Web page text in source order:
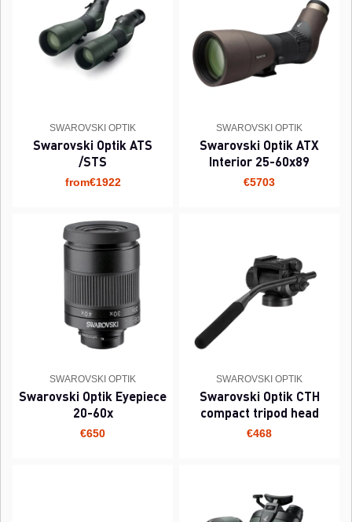
SWAROVSKI OPTIK
Swarovski Optik ATS
/STS
from€1922
SWAROVSKI OPTIK
Swarovski Optik ATX
Interior 25-60x89
€5703
SWAROVSKI OPTIK
Swarovski Optik Eyepiece
20-60x
€650
SWAROVSKI OPTIK
Swarovski Optik CTH
compact tripod head
€468